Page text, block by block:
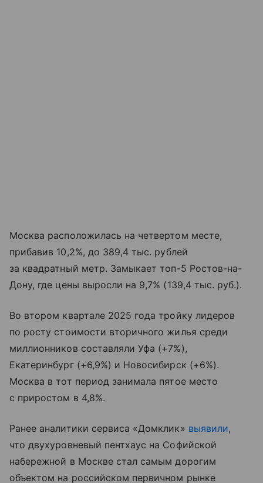
Москва расположилась на четвертом месте,
прибавив 10,2%, до 389,4 тыс. рублей
за квадратный метр. Замыкает топ-5 Ростов-на-
Дону, где цены выросли на 9,7% (139,4 тыс. руб.).
Во втором квартале 2025 года тройку лидеров
по росту стоимости вторичного жилья среди
миллионников составляли Уфа (+7%),
Екатеринбург (+6,9%) и Новосибирск (+6%).
Москва в тот период занимала пятое место
с приростом в 4,8%.
Ранее аналитики сервиса «Домклик» выявили,
что двухуровневый пентхаус на Софийской
набережной в Москве стал самым дорогим
объектом на российском первичном рынке